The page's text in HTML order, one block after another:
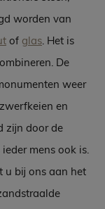
worden van
of glas. Het is
De
weer
en
zijn door de
mens ook is.
u bij ons aan het